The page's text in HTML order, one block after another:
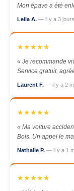
Mon épave a été
Leila A. — il y a 3 jours
★★★★★
« Je recommande
Service gratuit,
Laurent F. — il y a 2
★★★★★
« Ma voiture
Bois. Un appel le
Nathalie P. — il y a 1
★★★★★